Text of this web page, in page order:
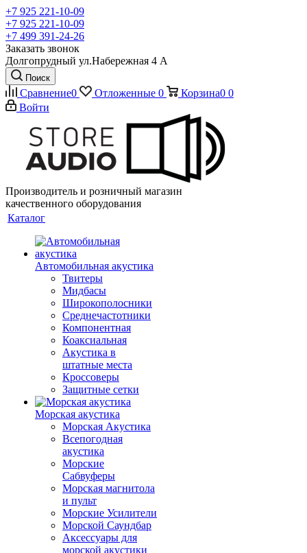
+7 925 221-10-09
+7 925 221-10-09
+7 499 391-24-26
Заказать звонок
Долгопрудный ул.Набережная 4 А
Поиск
Сравнение0 Отложенные 0 Корзина0 0
Войти
Производитель и розничный магазин
качественного оборудования
Каталог
Автомобильная акустика
Твитеры
Мидбасы
Широкополосники
Среднечастотники
Компонентная
Коаксиальная
Акустика в
штатные места
Кроссоверы
Защитные сетки
Морская акустика
Морская Акустика
Всепогодная
акустика
Морские
Сабвуферы
Морская магнитола
и пульт
Морские Усилители
Морской Cаундбар
Аксессуары для
морской акустики